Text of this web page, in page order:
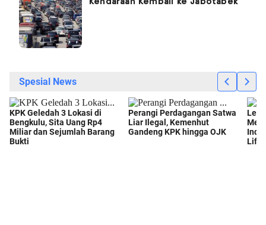
Kendaraan Kembali ke Jabotabek